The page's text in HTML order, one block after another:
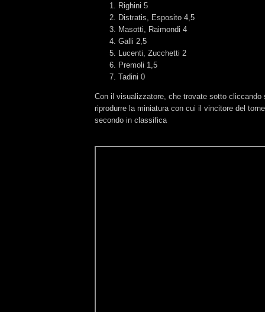
Righini 5
Distratis, Esposito 4,5
Masotti, Raimondi 4
Galli 2,5
Lucenti, Zucchetti 2
Premoli 1,5
Tadini 0
Con il visualizzatore, che trovate sotto cliccando
riprodurre la miniatura con cui il vincitore del
secondo in classifica